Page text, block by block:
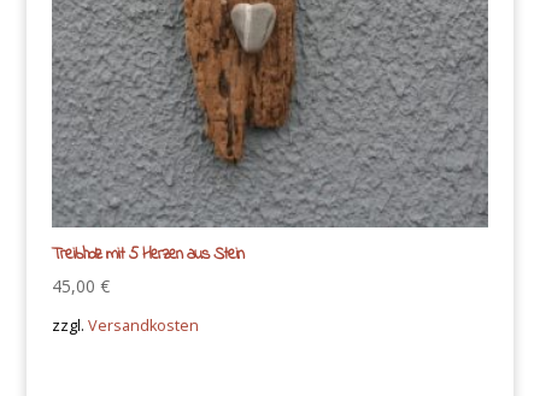
Treibholz mit 5 Herzen aus Stein
45,00 €
zzgl. Versandkosten